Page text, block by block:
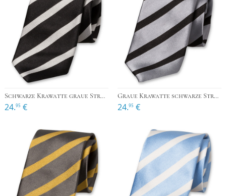
Schwarze Krawatte graue Streifen
24.95 €
Graue Krawatte schwarze Streifen
24.95 €